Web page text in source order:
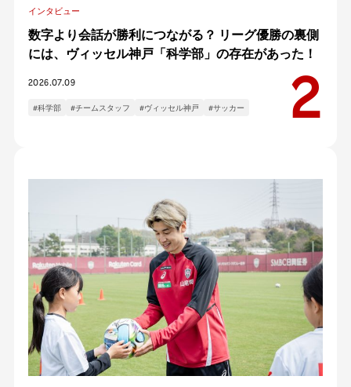
インタビュー
数字より会話が勝利につながる？ リーグ優勝の裏側
には、ヴィッセル神戸「科学部」の存在があった！
2026.07.09
#科学部 #チームスタッフ #ヴィッセル神戸 #サッカー